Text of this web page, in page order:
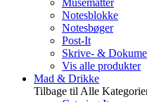
Musemåtter
Notesblokke
Notesbøger
Post-It
Skrive- &
Vis alle produkter
Mad & Drikke
Tilbage til Alle